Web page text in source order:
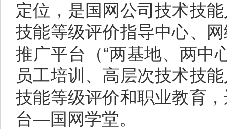
定位，是国网公司技术技
技能等级评价指导中心、
推广平台（“两基地、两中
员工培训、高层次技术技
技能等级评价和职业教育
台—国网学堂。